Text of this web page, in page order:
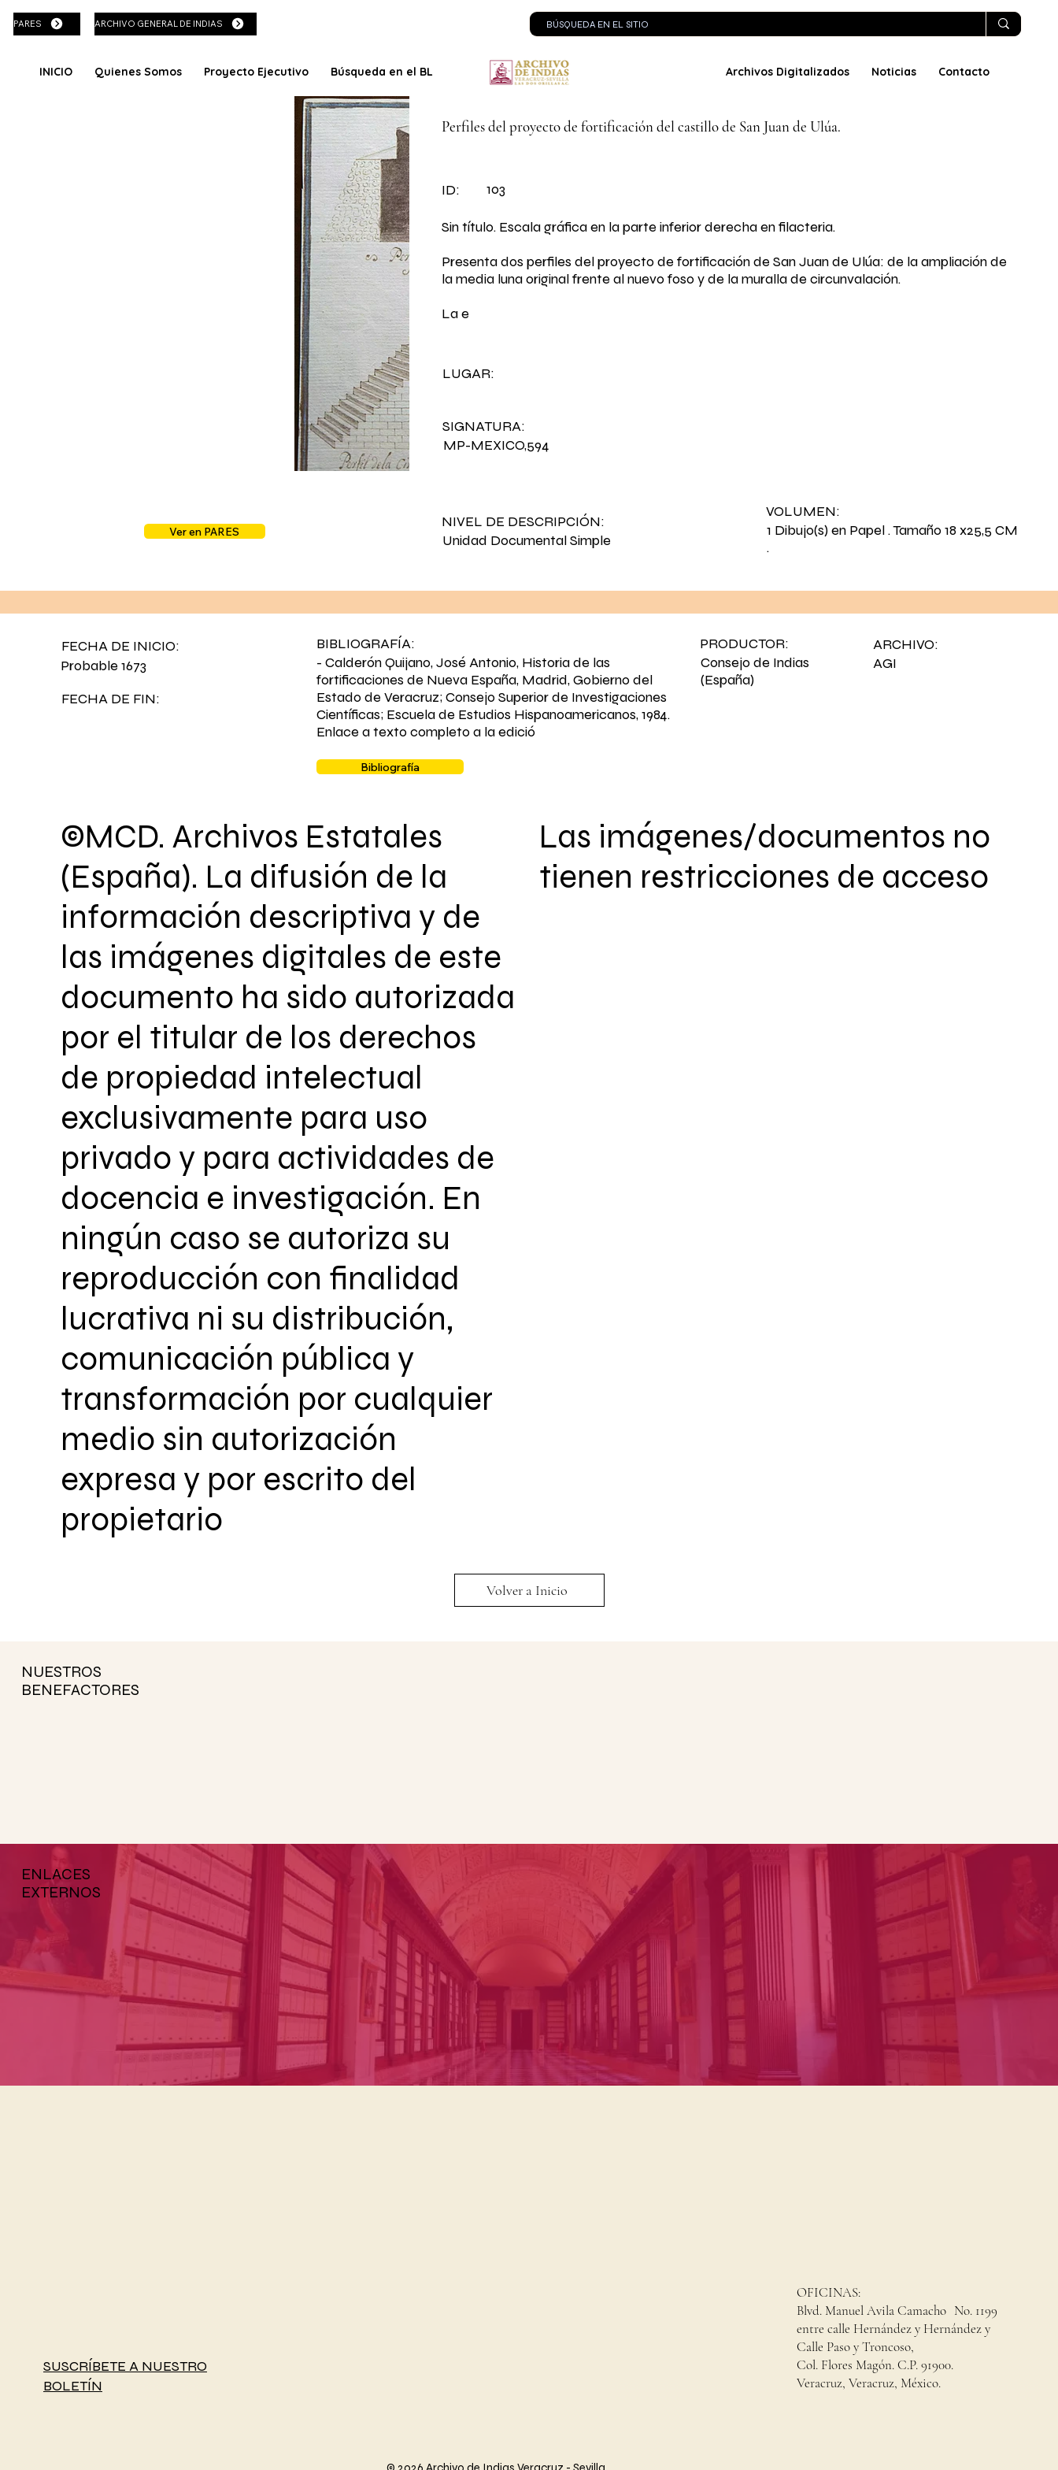
PARES ARCHIVO GENERAL DE INDIAS
INICIO Quienes Somos Proyecto Ejecutivo Búsqueda en el BLOG Contacto Archivos Digitalizados Noticias Contacto
Perfiles del proyecto de fortificación del castillo de San Juan de Ulúa.
ID: 103
Sin título. Escala gráfica en la parte inferior derecha en filacteria.
Presenta dos perfiles del proyecto de fortificación de San Juan de Ulúa: de la ampliación de
la media luna original frente al nuevo foso y de la muralla de circunvalación.
La e
SIGNATURA:
MP-MEXICO,594
LUGAR:
NIVEL DE DESCRIPCIÓN:
Unidad Documental Simple
Ver en PARES
VOLUMEN:
1 Dibujo(s) en Papel . Tamaño 18 x25,5 CM
.
FECHA DE FIN:
FECHA DE INICIO:
Probable 1673
©MCD. Archivos Estatales
(España). La difusión de la
información descriptiva y de
las imágenes digitales de este
documento ha sido autorizada
por el titular de los derechos
de propiedad intelectual
exclusivamente para uso
privado y para actividades de
docencia e investigación. En
ningún caso se autoriza su
reproducción con finalidad
lucrativa ni su distribución,
comunicación pública y
transformación por cualquier
medio sin autorización
expresa y por escrito del
propietario
BIBLIOGRAFÍA:
- Calderón Quijano, José Antonio, Historia de las
fortificaciones de Nueva España, Madrid, Gobierno del
Estado de Veracruz; Consejo Superior de Investigaciones
Científicas; Escuela de Estudios Hispanoamericanos, 1984.
Enlace a texto completo a la edició
Bibliografía
PRODUCTOR:
Consejo de Indias
(España)
Las imágenes/documentos no
tienen restricciones de acceso
ARCHIVO:
AGI
Volver a Inicio
NUESTROS
BENEFACTORES
ENLACES
EXTERNOS
SUSCRÍBETE A NUESTRO
BOLETÍN
OFICINAS:
Blvd. Manuel Avila Camacho No. 1199
entre calle Hernández y Hernández y
Calle Paso y Troncoso,
Col. Flores Magón. C.P. 91900.
Veracruz, Veracruz, México.